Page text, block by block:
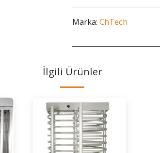
Marka: ChTech
İlgili Ürünler